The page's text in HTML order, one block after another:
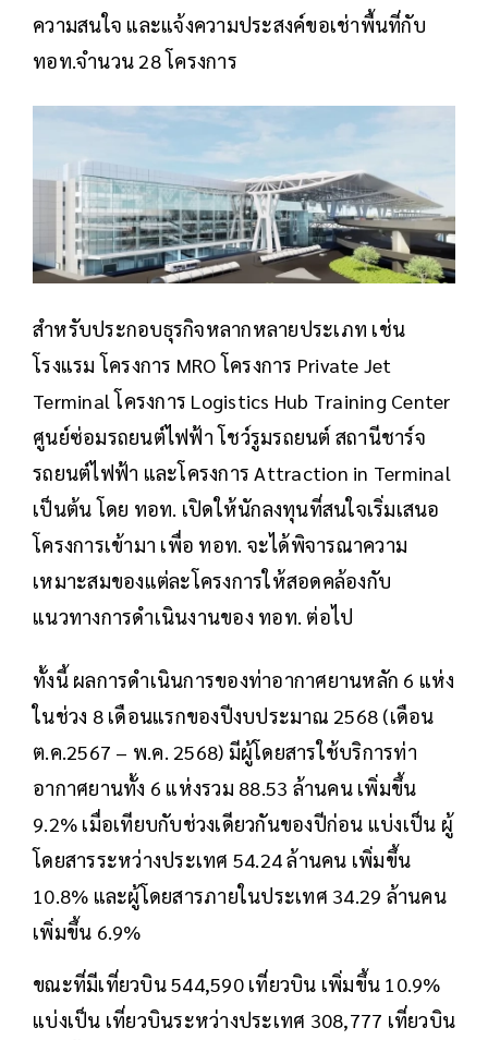
ความสนใจ และแจ้งความประสงค์ขอเช่าพื้นที่กับ
ทอท.จำนวน 28 โครงการ
สำหรับประกอบธุรกิจหลากหลายประเภท เช่น
โรงแรม โครงการ MRO โครงการ Private Jet
Terminal โครงการ Logistics Hub Training Center
ศูนย์ซ่อมรถยนต์ไฟฟ้า โชว์รูมรถยนต์ สถานีชาร์จ
รถยนต์ไฟฟ้า และโครงการ Attraction in Terminal
เป็นต้น โดย ทอท. เปิดให้นักลงทุนที่สนใจเริ่มเสนอ
โครงการเข้ามา เพื่อ ทอท. จะได้พิจารณาความ
เหมาะสมของแต่ละโครงการให้สอดคล้องกับ
แนวทางการดำเนินงานของ ทอท. ต่อไป
ทั้งนี้ ผลการดำเนินการของท่าอากาศยานหลัก 6 แห่ง
ในช่วง 8 เดือนแรกของปีงบประมาณ 2568 (เดือน
ต.ค.2567 – พ.ค. 2568) มีผู้โดยสารใช้บริการท่า
อากาศยานทั้ง 6 แห่งรวม 88.53 ล้านคน เพิ่มขึ้น
9.2% เมื่อเทียบกับช่วงเดียวกันของปีก่อน แบ่งเป็น ผู้
โดยสารระหว่างประเทศ 54.24 ล้านคน เพิ่มขึ้น
10.8% และผู้โดยสารภายในประเทศ 34.29 ล้านคน
เพิ่มขึ้น 6.9%
ขณะที่มีเที่ยวบิน 544,590 เที่ยวบิน เพิ่มขึ้น 10.9%
แบ่งเป็น เที่ยวบินระหว่างประเทศ 308,777 เที่ยวบิน